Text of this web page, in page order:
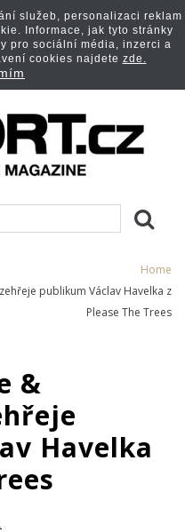
Home
publikum Václav Havelka z
Please The Trees
&
Havelka
služeb, personalizaci reklam
Informace, jak tyto stránky
pro sociální média, inzerci a
cookies najdete zde.